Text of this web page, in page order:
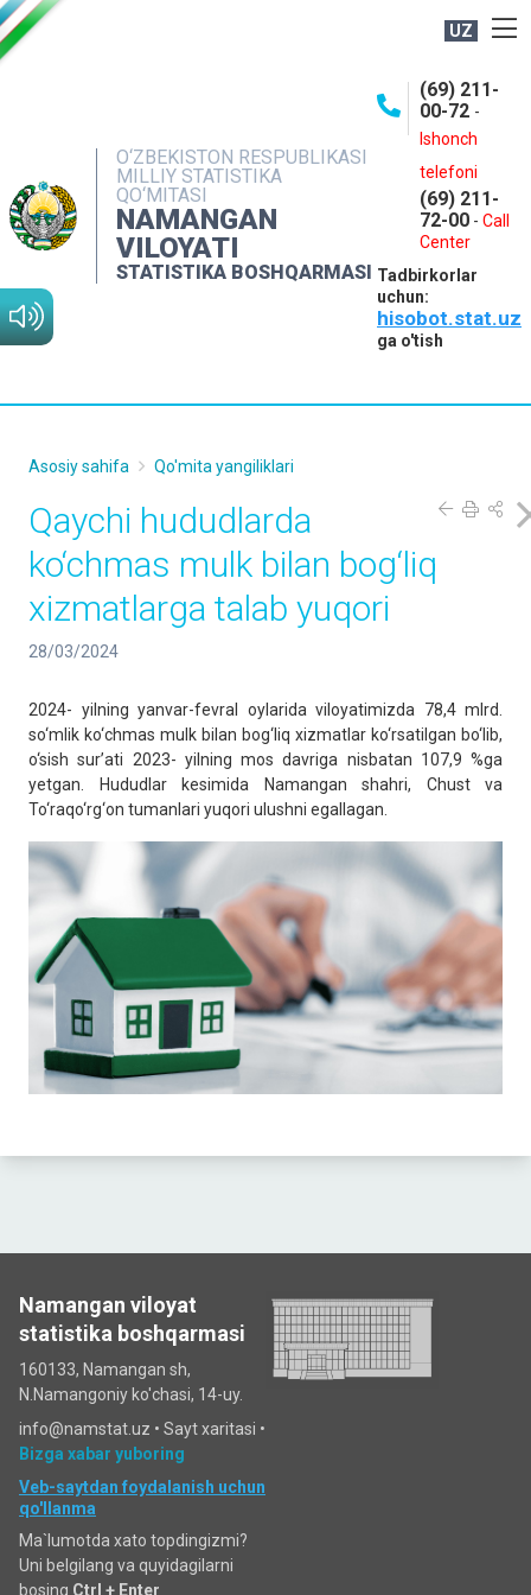
UZ
O‘ZBEKISTON RESPUBLIKASI
MILLIY STATISTIKA
QO‘MITASI
NAMANGAN
VILOYATI
STATISTIKA BOSHQARMASI
(69) 211-
00-72 -
Ishonch
telefoni
(69) 211-
72-00 - Call
Center
Tadbirkorlar
uchun:
hisobot.stat.uz
ga o'tish
NASHRLAR
INTERAKTIV XIZMATLAR
MATBUOT XIZMATI
MUROJAATLAR
Asosiy sahifa Qo'mita yangiliklari
Qaychi hududlarda
ko‘chmas mulk bilan bog‘liq
xizmatlarga talab yuqori
28/03/2024
2024- yilning yanvar-fevral oylarida viloyatimizda 78,4 mlrd.
so‘mlik ko‘chmas mulk bilan bog‘liq xizmatlar ko‘rsatilgan bo‘lib,
o‘sish sur’ati 2023- yilning mos davriga nisbatan 107,9 %ga
yetgan. Hududlar kesimida Namangan shahri, Chust va
To‘raqo‘rg‘on tumanlari yuqori ulushni egallagan.
Namangan viloyat
statistika boshqarmasi
160133, Namangan sh,
N.Namangoniy ko'chasi, 14-uy.
info@namstat.uz • Sayt xaritasi •
Bizga xabar yuboring
Veb-saytdan foydalanish uchun
qo'llanma
Ma`lumotda xato topdingizmi?
Uni belgilang va quyidagilarni
bosing Ctrl + Enter